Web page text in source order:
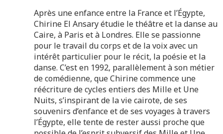
Après une enfance entre la France et l’Égypte,
Chirine El Ansary étudie le théâtre et la danse au
Caire, à Paris et à Londres. Elle se passionne
pour le travail du corps et de la voix avec un
intérêt particulier pour le récit, la poésie et la
danse. C’est en 1992, parallèlement à son métier
de comédienne, que Chirine commence une
réécriture de cycles entiers des Mille et Une
Nuits, s’inspirant de la vie cairote, de ses
souvenirs d’enfance et de ses voyages à travers
l’Égypte, elle tente de rester aussi proche que